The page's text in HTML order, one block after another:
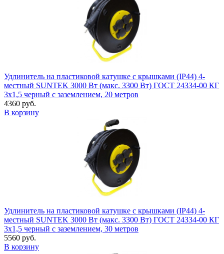
Удлинитель на пластиковой катушке с крышками (IP44) 4-
местный SUNTEK 3000 Вт (макс. 3300 Вт) ГОСТ 24334-00 КГ
3х1,5 черный с заземлением, 20 метров
4360 руб.
В корзину
Удлинитель на пластиковой катушке с крышками (IP44) 4-
местный SUNTEK 3000 Вт (макс. 3300 Вт) ГОСТ 24334-00 КГ
3х1,5 черный с заземлением, 30 метров
5560 руб.
В корзину